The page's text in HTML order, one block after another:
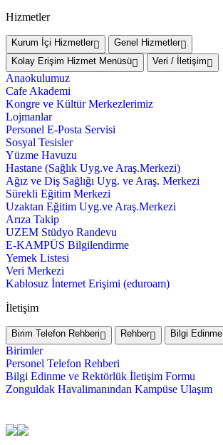
Hizmetler
Kurum İçi Hizmetler
Genel Hizmetler
Kolay Erişim Hizmet Menüsü
Veri / İletişim
Anaokulumuz
Cafe Akademi
Kongre ve Kültür Merkezlerimiz
Lojmanlar
Personel E-Posta Servisi
Sosyal Tesisler
Yüzme Havuzu
Hastane (Sağlık Uyg.ve Araş.Merkezi)
Ağız ve Diş Sağlığı Uyg. ve Araş. Merkezi
Sürekli Eğitim Merkezi
Uzaktan Eğitim Uyg.ve Araş.Merkezi
Arıza Takip
UZEM Stüdyo Randevu
E-KAMPÜS Bilgilendirme
Yemek Listesi
Veri Merkezi
Kablosuz İnternet Erişimi (eduroam)
İletişim
Birim Telefon Rehberi Rehber Bilgi Edinme
Birimler
Personel Telefon Rehberi
Bilgi Edinme ve Rektörlük İletişim Formu
Zonguldak Havalimanından Kampüse Ulaşım